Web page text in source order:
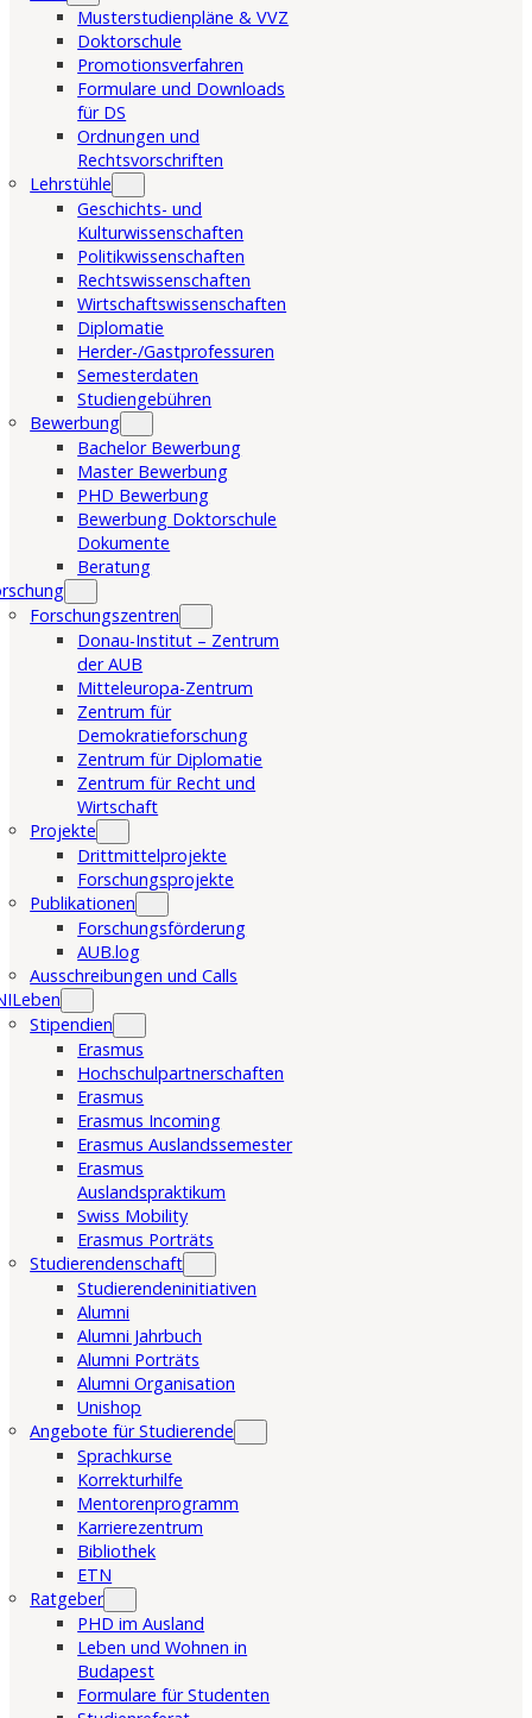
Musterstudienpläne & VVZ
Doktorschule
Promotionsverfahren
Formulare und Downloads
für DS
Ordnungen und
Rechtsvorschriften
Lehrstühle
Geschichts- und
Kulturwissenschaften
Politikwissenschaften
Rechtswissenschaften
Wirtschaftswissenschaften
Diplomatie
Herder-/Gastprofessuren
Semesterdaten
Studiengebühren
Bewerbung
Bachelor Bewerbung
Master Bewerbung
PHD Bewerbung
Bewerbung Doktorschule
Dokumente
Beratung
Forschungszentren
Donau-Institut – Zentrum
der AUB
Mitteleuropa-Zentrum
Zentrum für
Demokratieforschung
Zentrum für Diplomatie
Zentrum für Recht und
Wirtschaft
Projekte
Drittmittelprojekte
Forschungsprojekte
Publikationen
Forschungsförderung
AUB.log
Ausschreibungen und Calls
Stipendien
Erasmus
Hochschulpartnerschaften
Erasmus
Erasmus Incoming
Erasmus Auslandssemester
Erasmus
Auslandspraktikum
Swiss Mobility
Erasmus Porträts
Studierendenschaft
Studierendeninitiativen
Alumni
Alumni Jahrbuch
Alumni Porträts
Alumni Organisation
Unishop
Angebote für Studierende
Sprachkurse
Korrekturhilfe
Mentorenprogramm
Karrierezentrum
Bibliothek
ETN
Ratgeber
PHD im Ausland
Leben und Wohnen in
Budapest
Formulare für Studenten